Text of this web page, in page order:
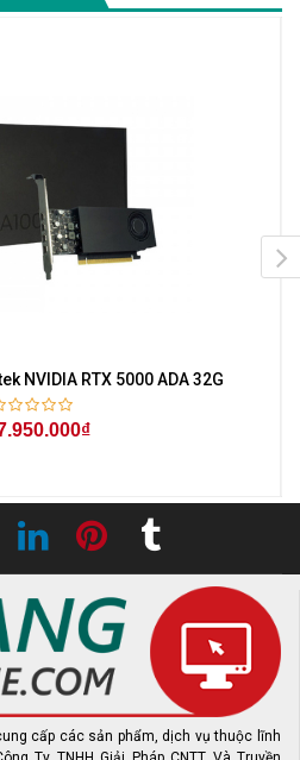
NVIDIA RTX 5000 ADA 32G
cấp các sản phẩm, dịch vụ thuộc lĩnh